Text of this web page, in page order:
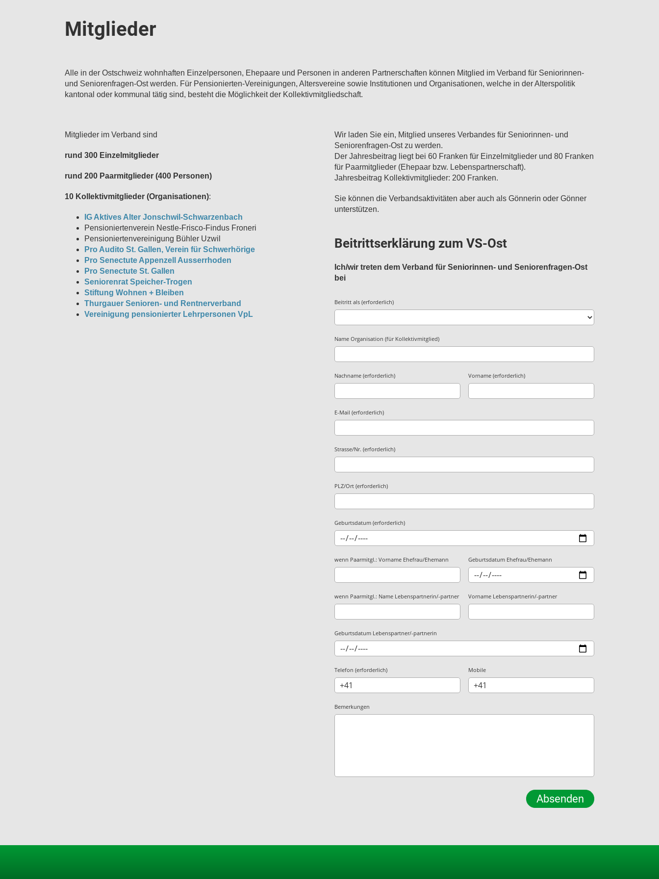
Mitglieder
Alle in der Ostschweiz wohnhaften Einzelpersonen, Ehepaare und Personen in anderen Partnerschaften können Mitglied im Verband für Seniorinnen-
und Seniorenfragen-Ost werden. Für Pensionierten-Vereinigungen, Altersvereine sowie Institutionen und Organisationen, welche in der Alterspolitik
kantonal oder kommunal tätig sind, besteht die Möglichkeit der Kollektivmitgliedschaft.
Mitglieder im Verband sind
rund 300 Einzelmitglieder
rund 200 Paarmitglieder (400 Personen)
10 Kollektivmitglieder (Organisationen):
IG Aktives Alter Jonschwil-Schwarzenbach
Pensioniertenverein Nestle-Frisco-Findus Froneri
Pensioniertenvereinigung Bühler Uzwil
Pro Audito St. Gallen, Verein für Schwerhörige
Pro Senectute Appenzell Ausserrhoden
Pro Senectute St. Gallen
Seniorenrat Speicher-Trogen
Stiftung Wohnen + Bleiben
Thurgauer Senioren- und Rentnerverband
Vereinigung pensionierter Lehrpersonen VpL
Wir laden Sie ein, Mitglied unseres Verbandes für Seniorinnen- und
Seniorenfragen-Ost zu werden.
Der Jahresbeitrag liegt bei 60 Franken für Einzelmitglieder und 80 Franken
für Paarmitglieder (Ehepaar bzw. Lebenspartnerschaft).
Jahresbeitrag Kollektivmitglieder: 200 Franken.
Sie können die Verbandsaktivitäten aber auch als Gönnerin oder Gönner
unterstützen.
Beitrittserklärung zum VS-Ost
Ich/wir treten dem Verband für Seniorinnen- und Seniorenfragen-Ost
bei
Beitritt als (erforderlich)
Name Organisation (für Kollektivmitglied)
Nachname (erforderlich) Vorname (erforderlich)
E-Mail (erforderlich)
Strasse/Nr. (erforderlich)
PLZ/Ort (erforderlich)
Geburtsdatum (erforderlich)
wenn Paarmitgl.: Vorname Ehefrau/Ehemann Geburtsdatum Ehefrau/Ehemann
wenn Paarmitgl.: Name Lebenspartnerin/-partner Vorname Lebenspartnerin/-partner
Geburtsdatum Lebenspartner/-partnerin
Telefon (erforderlich) Mobile
Bemerkungen